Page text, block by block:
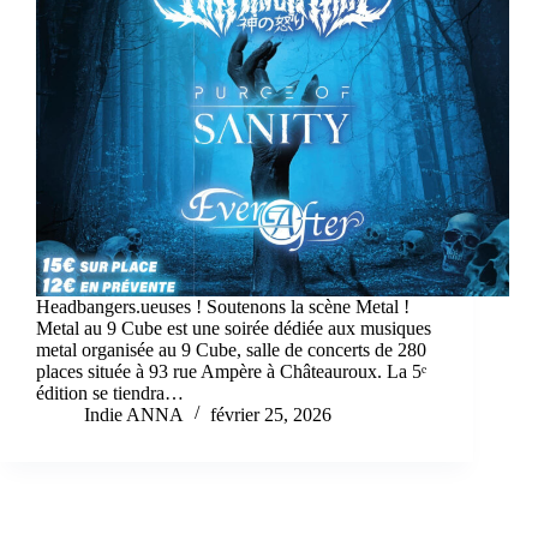
Headbangers.ueuses ! Soutenons la scène Metal !
Metal au 9 Cube est une soirée dédiée aux musiques
metal organisée au 9 Cube, salle de concerts de 280
places située à 93 rue Ampère à Châteauroux. La 5ᵉ
édition se tiendra…
Indie ANNA
février 25, 2026